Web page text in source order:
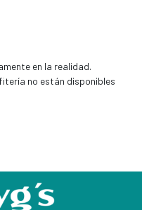
en la realidad.
no están disponibles